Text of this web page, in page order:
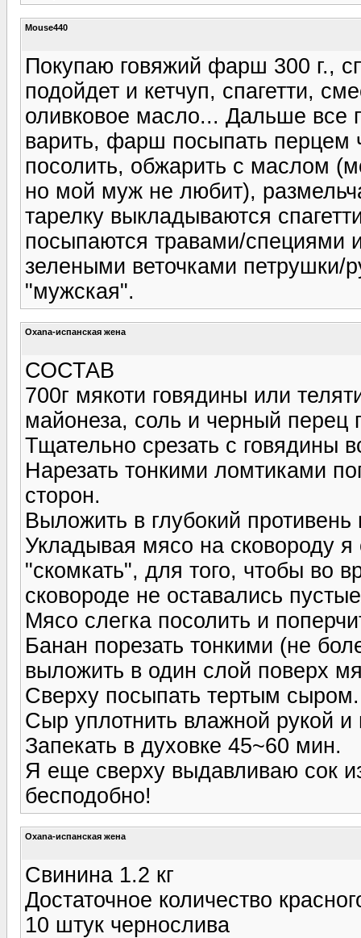
Mouse440
Покупаю говяжий фарш 300 г.,
подойдет и кетчуп, спагетти,
оливковое масло... Дальше все
варить, фарш посыпать
посолить, обжарить с маслом
но мой муж не любит),
тарелку выкладываются
посыпаются травами/специями
зелеными веточками петрушки/
"мужская".
Oxana-испанская жена
СОСТАВ
700г мякоти говядины или
майонеза, соль и черный перец
Тщательно срезать с говядины
Нарезать тонкими ломтиками
сторон.
Выложить в глубокий
Укладывая мясо на сковороду я
"скомкать", для того, чтобы во
сковороде не оставались
Мясо слегка посолить и
Банан порезать тонкими (не
выложить в один слой поверх
Сверху посыпать тертым сыром.
Сыр уплотнить влажной рукой
Запекать в духовке 45~60 мин.
Я еще сверху выдавливаю сок
бесподобно!
Oxana-испанская жена
Свинина 1.2 кг
Достаточное количество
10 штук чернослива